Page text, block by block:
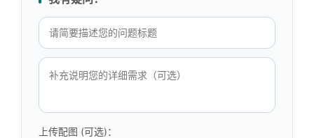
上传配图 (可选)：